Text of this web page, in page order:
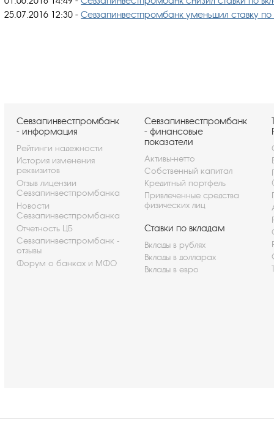
25.07.2016 12:30- Севзапинвестпромбанк уменьшил ставку
Севзапинвестпромбанк
- информация
Рейтинги надежности
История изменения
реквизитов
Отзыв лицензии
Севзапинвестпромбанка
Новости
Севзапинвестпромбанка
Отчетность ЦБ
Севзапинвестпромбанк -
отзывы
Форум о банках и МФО
Севзапинвестпромбанк
- финансовые
показатели
Активы-нетто
Собственный капитал
Кредитный портфель
Привлеченные средства
физических лиц
Ставки по вкладам
Вклады в рублях
Вклады в долларах
Вклады в евро